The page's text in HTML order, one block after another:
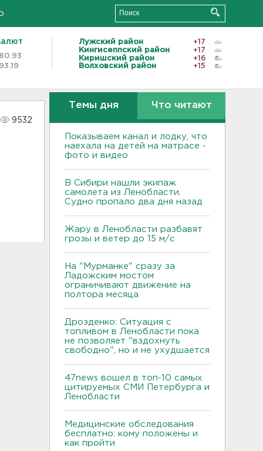
80.93
93.19
Лужский район
+17
Кингисеппский район
+17
Киришский район
+16
Волховский район
+15
9532
Темы дня Что читают
Показываем канал и лодку, что
наехала на детей на матрасе -
фото и видео
В Сибири нашли экипаж
самолета из Ленобласти.
Судно пропало два дня назад
Жару в Ленобласти разбавят
грозы и ветер до 15 м/с
На "Мурманке" сразу за
Ладожским мостом
ограничивают движение на
полтора месяца
Дрозденко: Ситуация с
топливом в Ленобласти пока
не позволяет "вздохнуть
свободно", но и не ухудшается
47news вошел в топ-10 самых
цитируемых СМИ Петербурга и
Ленобласти
Медицинские обследования
бесплатно: кому положены и
как пройти